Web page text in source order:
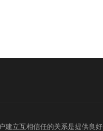
建立互相信任的关系是提供良